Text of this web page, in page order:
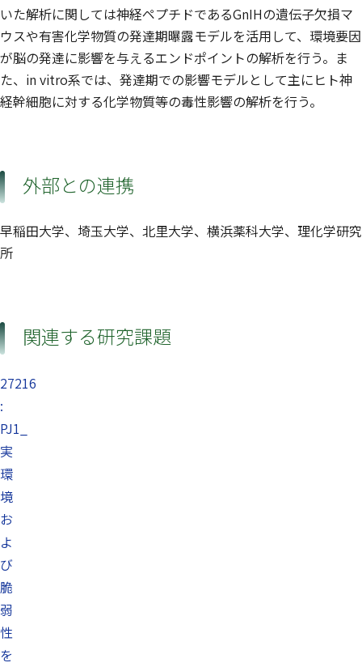
いた解析に関しては神経ペプチドであるGnIHの遺伝子欠損マ
ウスや有害化学物質の発達期曝露モデルを活用して、環境要因
が脳の発達に影響を与えるエンドポイントの解析を行う。ま
た、in vitro系では、発達期での影響モデルとして主にヒト神
経幹細胞に対する化学物質等の毒性影響の解析を行う。
外部との連携
早稲田大学、埼玉大学、北里大学、横浜薬科大学、理化学研究
所
関連する研究課題
27216
:
PJ1_
実
環
境
お
よ
び
脆
弱
性
を